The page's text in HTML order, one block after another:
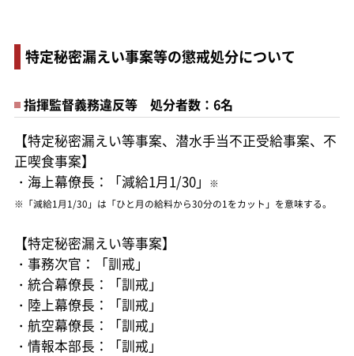
特定秘密漏えい事案等の懲戒処分について
指揮監督義務違反等 処分者数：6名
【特定秘密漏えい等事案、潜水手当不正受給事案、不
正喫食事案】
・海上幕僚長：「減給1月1/30」
※
※「減給1月1/30」は「ひと月の給料から30分の1をカット」を意味する。
【特定秘密漏えい等事案】
・事務次官：「訓戒」
・統合幕僚長：「訓戒」
・陸上幕僚長：「訓戒」
・航空幕僚長：「訓戒」
・情報本部長：「訓戒」